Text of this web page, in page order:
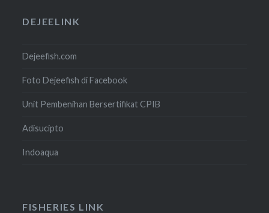
DEJEELINK
Dejeefish.com
Foto Dejeefish di Facebook
Unit Pembenihan Bersertifikat CPIB
Adisucipto
Indoaqua
FISHERIES LINK